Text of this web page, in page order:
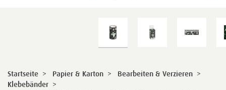
Startseite > Papier & Karton > Bearbeiten & Verzieren >
Klebebänder >